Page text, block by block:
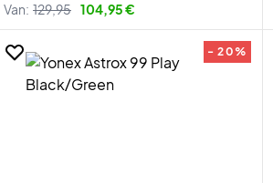
Van: 129,95 104,95 €
- 20%